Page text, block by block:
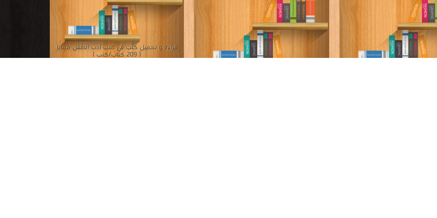
الخصوصية اتفاقية الاستخدام اتصل بناكتب pdf · Privacy
الحقوق محفوظة لأصحابها ..
اذا رأيت كتاب له حقوق ملكيه فضلاً اضغط هنا وأبلغنا فوراً
موسوعة الإبداع